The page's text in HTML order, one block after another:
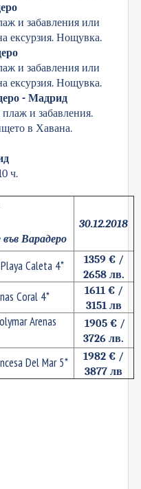
и забавления или
ексурзия. Нощувка.
и забавления или
ексурзия. Нощувка.
- Мадрид
и забавления.
в Хавана.
ч.
във Варадеро
30.12.2018
Caleta 4*
1359 € /
2658 лв.
Coral 4*
1611 € /
3151 лв
Arenas
1905 € /
3726 лв.
Del Mar 5*
1982 € /
3877 лв